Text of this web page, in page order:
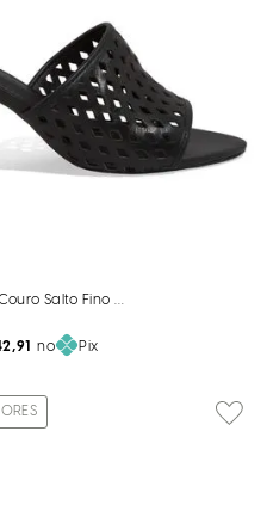
Salto Fino Preto
no Pix